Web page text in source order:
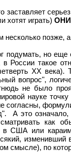
заставляет
хотят играть)
несколько позже,
подумать, но еще
в России такое
XX века).
вопрос",
не было
науке
согласны,
А это означало,
как
в США или
изменивший
смысле), по